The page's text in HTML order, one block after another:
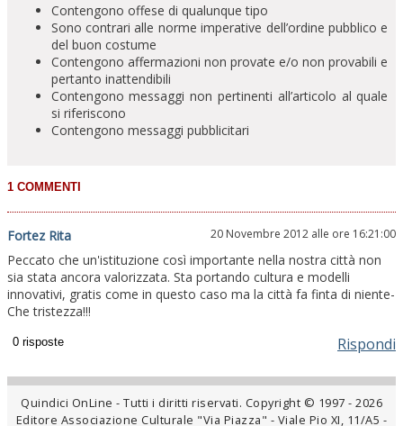
Contengono offese di qualunque tipo
Sono contrari alle norme imperative dell’ordine pubblico e
del buon costume
Contengono affermazioni non provate e/o non provabili e
pertanto inattendibili
Contengono messaggi non pertinenti all’articolo al quale
si riferiscono
Contengono messaggi pubblicitari
Fortez Rita 20 Novembre 2012 alle ore 16:21:00
Peccato che un'istituzione così importante nella nostra città non
sia stata ancora valorizzata. Sta portando cultura e modelli
innovativi, gratis come in questo caso ma la città fa finta di niente-
Che tristezza!!!
Rispondi
Quindici OnLine - Tutti i diritti riservati. Copyright © 1997 - 2026
Editore Associazione Culturale "Via Piazza" - Viale Pio XI, 11/A5 -